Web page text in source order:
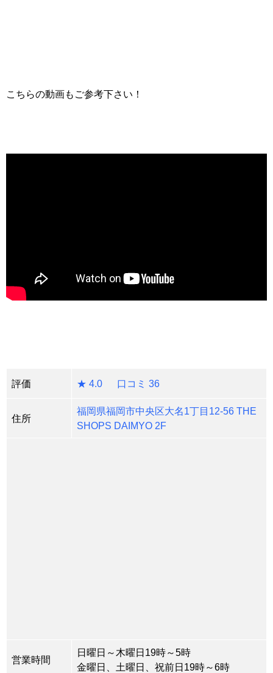
こちらの動画もご参考下さい！
評価 ★ 4.0 口コミ 36
住所
福岡県福岡市中央区大名1丁目12-56 THE
SHOPS DAIMYO 2F
営業時間
日曜日～木曜日19時～5時
金曜日、土曜日、祝前日19時～6時